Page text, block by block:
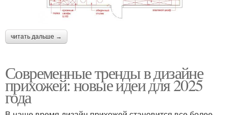
читать дальше →
Современные тренды в дизайне
прихожей: новые идеи для 2025
года